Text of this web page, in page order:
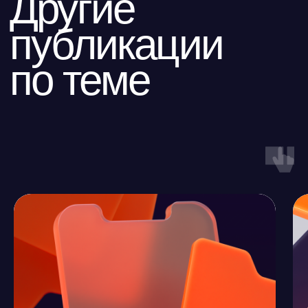
ИНН 6670208848
ООО «Айдеко»